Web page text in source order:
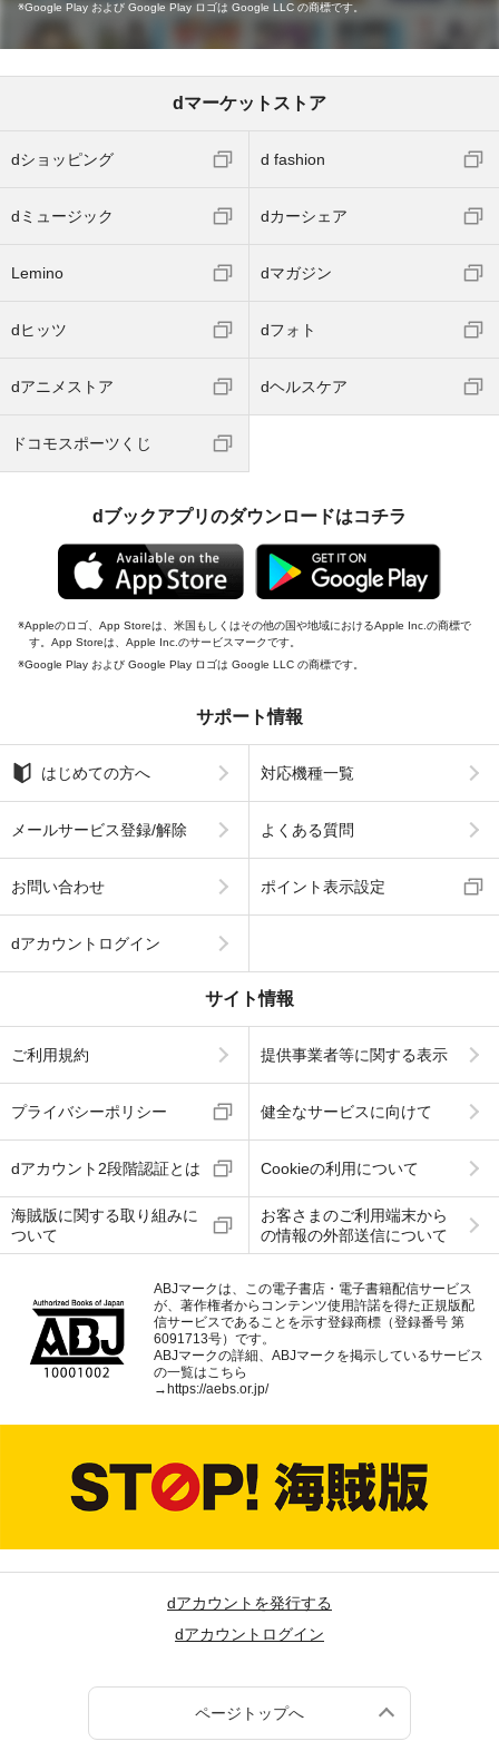
Google Play および Google Play ロゴは Google LLC の商標です。
dマーケットストア
dショッピング d fashion
dミュージック dカーシェア
Lemino dマガジン
dヒッツ dフォト
dアニメストア dヘルスケア
ドコモスポーツくじ
dブックアプリのダウンロードはコチラ
Appleのロゴ、App Storeは、米国もしくはその他の国や地域におけるApple Inc.の商標で
す。App Storeは、Apple Inc.のサービスマークです。
Google Play および Google Play ロゴは Google LLC の商標です。
サポート情報
はじめての方へ 対応機種一覧
メールサービス登録/解除 よくある質問
お問い合わせ ポイント表示設定
dアカウントログイン
サイト情報
ご利用規約 提供事業者等に関する表示
プライバシーポリシー 健全なサービスに向けて
dアカウント2段階認証とは Cookieの利用について
海賊版に関する取り組みに
ついて
お客さまのご利用端末から
の情報の外部送信について
ABJマークは、この電子書店・電子書籍配信サービス
が、著作権者からコンテンツ使用許諾を得た正規版配
信サービスであることを示す登録商標（登録番号 第
6091713号）です。
ABJマークの詳細、ABJマークを掲示しているサービス
の一覧はこちら
→https://aebs.or.jp/
dアカウントを発行する
dアカウントログイン
ページトップへ